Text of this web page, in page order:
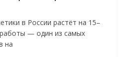
в России растёт на 15–
— один из самых
на